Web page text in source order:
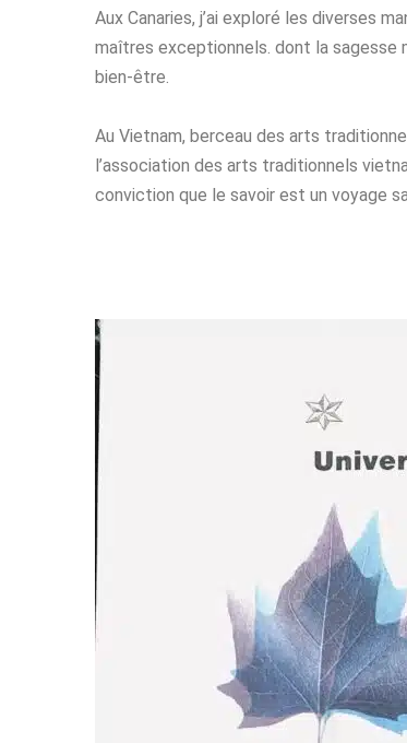
Aux Canaries, j’ai exploré les diverses
maîtres exceptionnels. dont la sagesse
bien-être.
Au Vietnam, berceau des arts
l’association des arts traditionnels
conviction que le savoir est un voyage